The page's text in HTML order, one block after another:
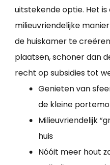
uitstekende optie. Het
milieuvriendelijke
de huiskamer te
plaatsen, schoner dan
recht op subsidies tot
Genieten van
de kleine
Milieuvriendelijk
huis
Nóóit meer hout